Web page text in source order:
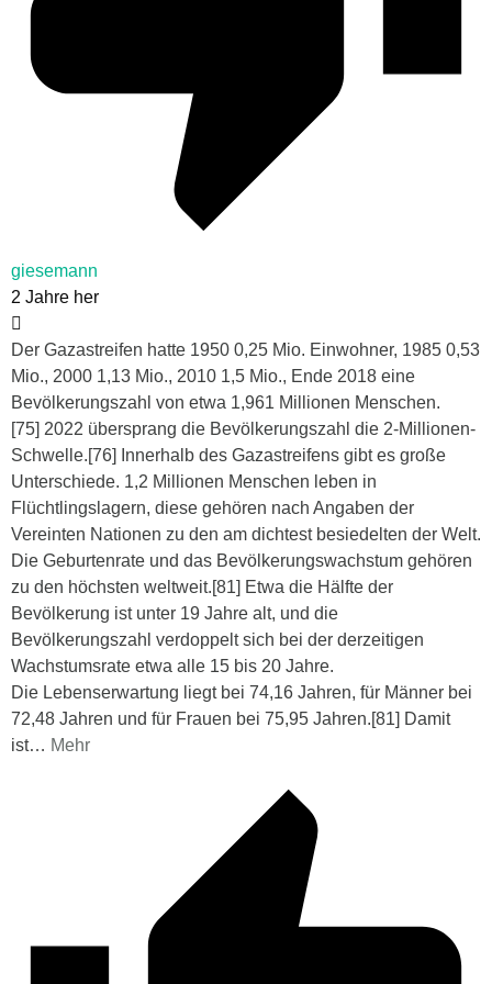
giesemann
2 Jahre her
Der Gazastreifen hatte 1950 0,25 Mio. Einwohner, 1985 0,53
Mio., 2000 1,13 Mio., 2010 1,5 Mio., Ende 2018 eine
Bevölkerungszahl von etwa 1,961 Millionen Menschen.
[75] 2022 übersprang die Bevölkerungszahl die 2-Millionen-
Schwelle.[76] Innerhalb des Gazastreifens gibt es große
Unterschiede. 1,2 Millionen Menschen leben in
Flüchtlingslagern, diese gehören nach Angaben der
Vereinten Nationen zu den am dichtest besiedelten der Welt.
Die Geburtenrate und das Bevölkerungswachstum gehören
zu den höchsten weltweit.[81] Etwa die Hälfte der
Bevölkerung ist unter 19 Jahre alt, und die
Bevölkerungszahl verdoppelt sich bei der derzeitigen
Wachstumsrate etwa alle 15 bis 20 Jahre.
Die Lebenserwartung liegt bei 74,16 Jahren, für Männer bei
72,48 Jahren und für Frauen bei 75,95 Jahren.[81] Damit
ist… Mehr